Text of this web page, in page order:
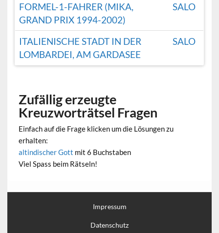
FORMEL-1-FAHRER (MIKA,
GRAND PRIX 1994-2002)
SALO
ITALIENISCHE STADT IN DER
LOMBARDEI, AM GARDASEE
SALO
Zufällig erzeugte
Kreuzworträtsel Fragen
Einfach auf die Frage klicken um die Lösungen zu
erhalten:
altindischer Gott mit 6 Buchstaben
Viel Spass beim Rätseln!
Impressum
Datenschutz